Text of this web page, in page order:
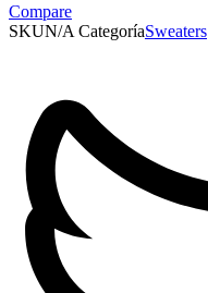
Compare
SKUN/A CategoríaSweaters